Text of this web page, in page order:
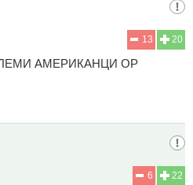
20
13
АМЕРИКАНЦИ ОР
22
6